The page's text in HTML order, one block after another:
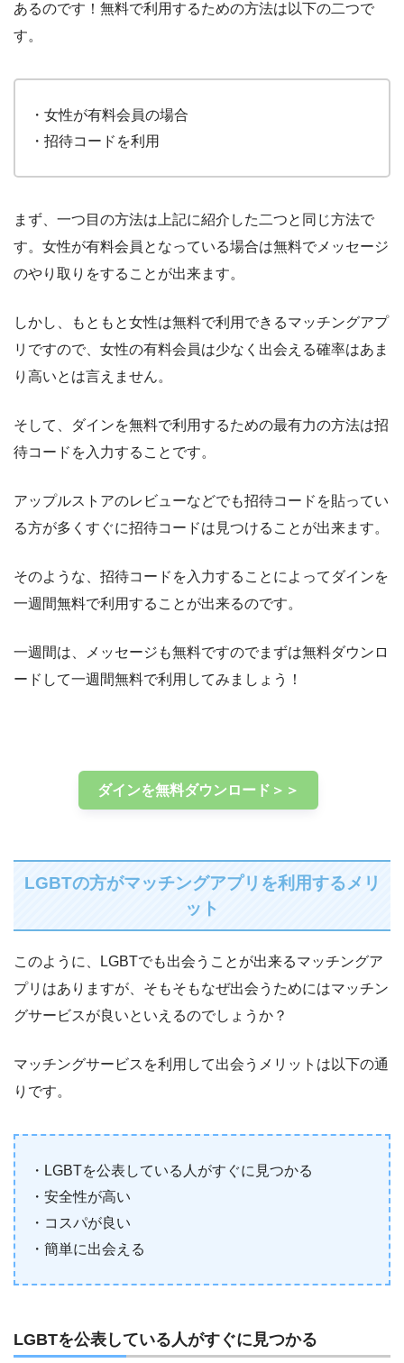
あるのです！無料で利用するための方法は以下の二つで
す。
・女性が有料会員の場合
・招待コードを利用
まず、一つ目の方法は上記に紹介した二つと同じ方法で
す。女性が有料会員となっている場合は無料でメッセージ
のやり取りをすることが出来ます。
しかし、もともと女性は無料で利用できるマッチングアプ
リですので、女性の有料会員は少なく出会える確率はあま
り高いとは言えません。
そして、ダインを無料で利用するための最有力の方法は招
待コードを入力することです。
アップルストアのレビューなどでも招待コードを貼ってい
る方が多くすぐに招待コードは見つけることが出来ます。
そのような、招待コードを入力することによってダインを
一週間無料で利用することが出来るのです。
一週間は、メッセージも無料ですのでまずは無料ダウンロ
ードして一週間無料で利用してみましょう！
ダインを無料ダウンロード＞＞
LGBTの方がマッチングアプリを利用するメリ
ット
このように、LGBTでも出会うことが出来るマッチングア
プリはありますが、そもそもなぜ出会うためにはマッチン
グサービスが良いといえるのでしょうか？
マッチングサービスを利用して出会うメリットは以下の通
りです。
・LGBTを公表している人がすぐに見つかる
・安全性が高い
・コスパが良い
・簡単に出会える
LGBTを公表している人がすぐに見つかる